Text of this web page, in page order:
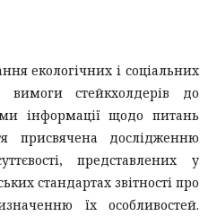
екологічних і соціальних
вимоги стейкхолдерів до
інформації щодо питань
присвячена дослідженню
представлених у
стандартах звітності про
їх особливостей.